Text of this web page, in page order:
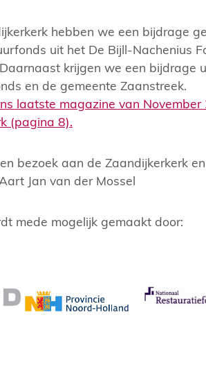
hebben we een bijdrage
uit het De Bijll-Nachenius
krijgen we een bijdrage
en de gemeente Zaanstreek.
laatste magazine van
(pagina 8).
bezoek aan de Zaandijkerkerk
Jan van der Mossel
mede mogelijk gemaakt door: